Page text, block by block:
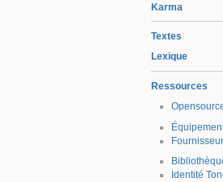
Karma
Textes
Lexique
Ressources
Identité